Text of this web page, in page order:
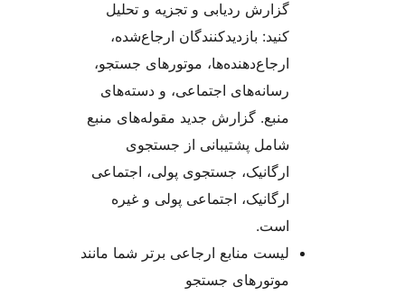
گزارش ردیابی و تجزیه و تحلیل
کنید: بازدیدکنندگان ارجاع‌شده،
ارجاع‌دهنده‌ها، موتورهای جستجو،
رسانه‌های اجتماعی، و دسته‌های
منبع. گزارش جدید مقوله‌های منبع
شامل پشتیبانی از جستجوی
ارگانیک، جستجوی پولی، اجتماعی
ارگانیک، اجتماعی پولی و غیره
لیست منابع ارجاعی برتر شما مانند